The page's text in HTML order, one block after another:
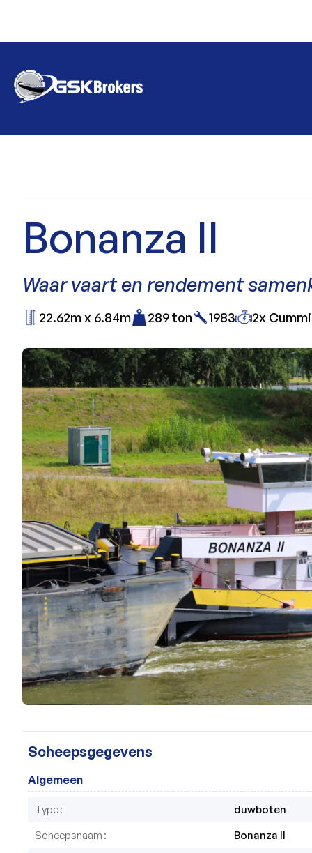
Bonanza II
Waar vaart en rendement
22.62m x 6.84m 289 ton 1983 2x
Scheepsgegevens
Algemeen
Type
duwboten
Scheepsnaam
Bonanza II